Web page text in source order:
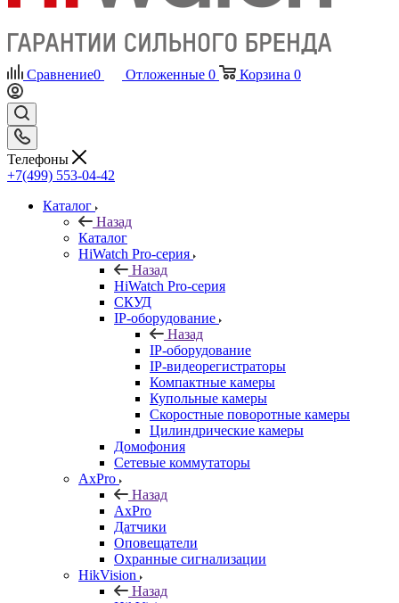
Сравнение0 Отложенные 0 Корзина 0
Телефоны
+7(499) 553-04-42
Каталог
Назад
Каталог
HiWatch Pro-серия
Назад
HiWatch Pro-серия
CКУД
IP-оборудование
Назад
IP-оборудование
IP-видеорегистраторы
Компактные камеры
Купольные камеры
Скоростные поворотные камеры
Цилиндрические камеры
Домофония
Сетевые коммутаторы
AxPro
Назад
AxPro
Датчики
Оповещатели
Охранные сигнализации
HikVision
Назад